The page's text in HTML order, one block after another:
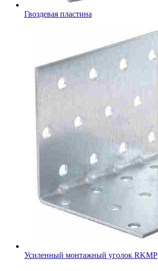
Гвоздевая пластина
Усиленный монтажный уголок RKMР